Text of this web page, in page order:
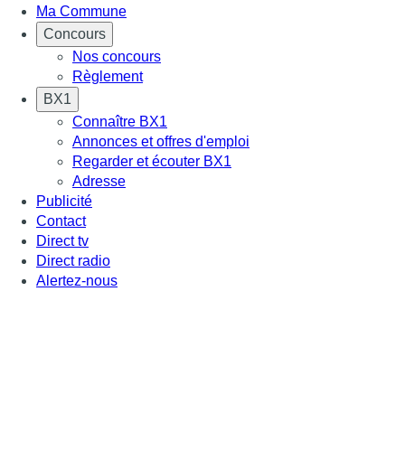
Ma Commune
Concours
Nos concours
Règlement
BX1
Connaître BX1
Annonces et offres d'emploi
Regarder et écouter BX1
Adresse
Publicité
Contact
Direct tv
Direct radio
Alertez-nous